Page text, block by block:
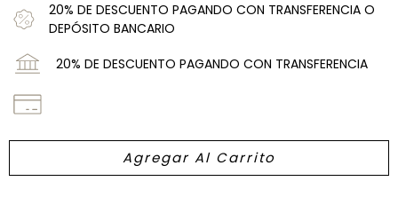
20% DE DESCUENTO PAGANDO CON TRANSFERENCIA O
DEPÓSITO BANCARIO
20% DE DESCUENTO PAGANDO CON TRANSFERENCIA